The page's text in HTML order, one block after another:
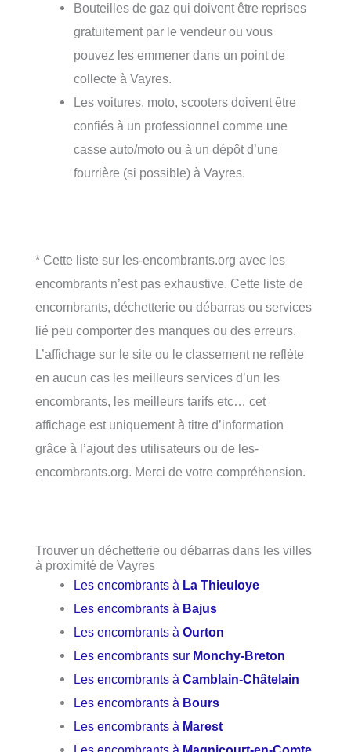
Bouteilles de gaz qui doivent être reprises
gratuitement par le vendeur ou vous
pouvez les emmener dans un point de
collecte à Vayres.
Les voitures, moto, scooters doivent être
confiés à un professionnel comme une
casse auto/moto ou à un dépôt d’une
fourrière (si possible) à Vayres.
* Cette liste sur les-encombrants.org avec les
encombrants n’est pas exhaustive. Cette liste de
encombrants, déchetterie ou débarras ou services
lié peu comporter des manques ou des erreurs.
L’affichage sur le site ou le classement ne reflète
en aucun cas les meilleurs services d’un les
encombrants, les meilleurs tarifs etc… cet
affichage est uniquement à titre d’information
grâce à l’ajout des utilisateurs ou de les-
encombrants.org. Merci de votre compréhension.
Trouver un déchetterie ou débarras dans les villes
à proximité de Vayres
Les encombrants à La Thieuloye
Les encombrants à Bajus
Les encombrants àOurton
Les encombrants sur Monchy-Breton
Les encombrants àCamblain-Châtelain
Les encombrants à Bours
Les encombrants à Marest